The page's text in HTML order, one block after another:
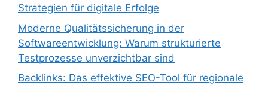
Strategien für digitale Erfolge
Moderne Qualitätssicherung in der
Softwareentwicklung: Warum strukturierte
Testprozesse unverzichtbar sind
Backlinks: Das effektive SEO-Tool für regionale